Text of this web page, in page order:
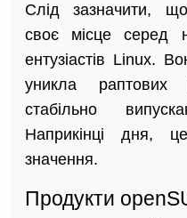
Слід зазначити,
своє місце серед
ентузіастів Linux.
уникла раптових
стабільно
Наприкінці дня,
значення.
Продукти